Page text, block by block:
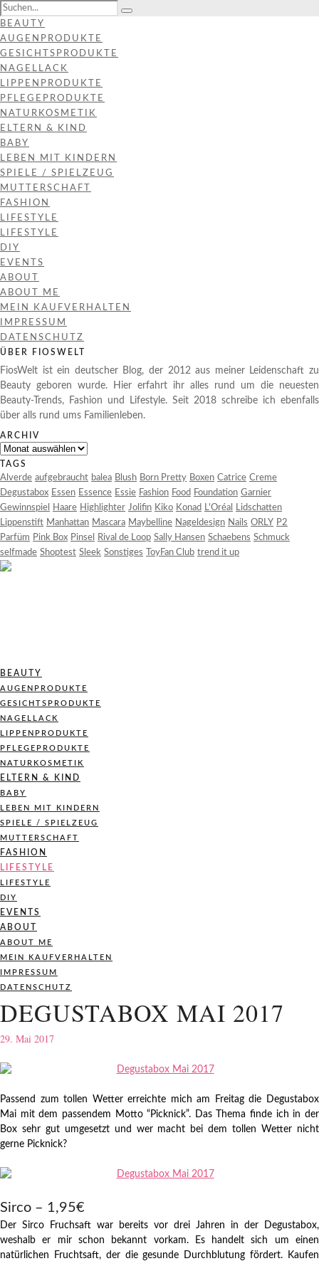
BEAUTY
AUGENPRODUKTE
GESICHTSPRODUKTE
NAGELLACK
LIPPENPRODUKTE
PFLEGEPRODUKTE
NATURKOSMETIK
ELTERN & KIND
BABY
LEBEN MIT KINDERN
SPIELE / SPIELZEUG
MUTTERSCHAFT
FASHION
LIFESTYLE
LIFESTYLE
DIY
EVENTS
ABOUT
ABOUT ME
MEIN KAUFVERHALTEN
IMPRESSUM
DATENSCHUTZ
ÜBER FIOSWELT
FiosWelt ist ein deutscher Blog, der 2012 aus meiner Leidenschaft zu
Beauty geboren wurde. Hier erfahrt ihr alles rund um die neuesten
Beauty-Trends, Fashion und Lifestyle. Seit 2018 schreibe ich ebenfalls
über alls rund ums Familienleben.
ARCHIV
Archiv
TAGS
Alverde aufgebraucht balea Blush Born Pretty Boxen Catrice Creme
Degustabox Essen Essence Essie Fashion Food Foundation Garnier
Gewinnspiel
Haare Highlighter Jolifin Kiko Konad L'Oréal
Lidschatten
Lippenstift Manhattan Mascara Maybelline Nageldesign Nails ORLY P2
Parfüm Pink Box Pinsel Rival de Loop Sally Hansen Schaebens Schmuck
selfmade Shoptest Sleek Sonstiges ToyFan Club trend it up
BEAUTY
AUGENPRODUKTE
GESICHTSPRODUKTE
NAGELLACK
LIPPENPRODUKTE
PFLEGEPRODUKTE
NATURKOSMETIK
ELTERN & KIND
BABY
LEBEN MIT KINDERN
SPIELE / SPIELZEUG
MUTTERSCHAFT
FASHION
LIFESTYLE
LIFESTYLE
DIY
EVENTS
ABOUT
ABOUT ME
MEIN KAUFVERHALTEN
IMPRESSUM
DATENSCHUTZ
DEGUSTABOX MAI 2017
29. Mai 2017
Passend zum tollen Wetter erreichte mich am Freitag die Degustabox
Mai mit dem passendem Motto “Picknick”. Das Thema finde ich in der
Box sehr gut umgesetzt und wer macht bei dem tollen Wetter nicht
gerne Picknick?
Sirco – 1,95€
Der Sirco Fruchsaft war bereits vor drei Jahren in der Degustabox,
weshalb er mir schon bekannt vorkam. Es handelt sich um einen
natürlichen Fruchtsaft, der die gesunde Durchblutung fördert. Kaufen